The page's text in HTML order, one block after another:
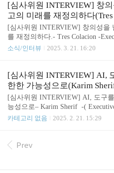
처럼 늘 상식을 뒤집는 크리에이티
는데요. 이 도전적인 정신의 중심
미디어 전문 자회사 Katok에서
ve Director (크리에이티브 디렉터
약 중인 Jasper Cajilig가 있습니다.
티브 여정은 광고 업계에서 단단한
[심사위원 INTERVIEW] 창
고의 미래를 재정의하다(Tres
of Droga5 New York)
[심사위원 INTERVIEW] 창의성을
를 재정의하다.- Tres Colacion -
ector of Droga5 New York 빠르게
한 명이 바로 올해 MAD STARS
으로 선정된 Tres Colacion입니다!
에이티브 리더로 활동하며 업계에
에이티브 리더로 자리잡은 그는 AI
그리고 광고의 미래를 고민해온 인
재 그는 Droga5 New York의 제작전
소식/인터뷰 2025. 3. 21. 16:20
[심사위원 INTERVIEW] AI,
한한 가능성으로(Karim
nitude Creative)
[심사위원 INTERVIEW] AI, 도구
능성으로– Karim Sherif -(
of Magnitude Creative ) 광고와 마
광고제(MAD STARS)에서 예선 심
카테고리 없음 2025. 2. 21. 15:29
Prev